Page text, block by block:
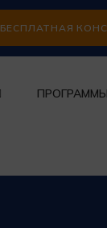
БЕСПЛАТНАЯ
ПРОГРАММЫ